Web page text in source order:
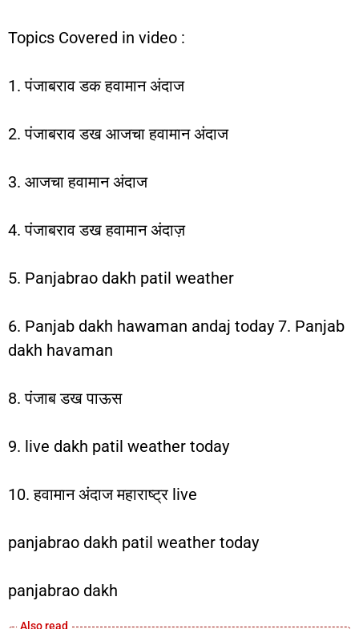
Topics Covered in video :
1. पंजाबराव डक हवामान अंदाज
2. पंजाबराव डख आजचा हवामान अंदाज
3. आजचा हवामान अंदाज
4. पंजाबराव डख हवामान अंदाज़
5. Panjabrao dakh patil weather
6. Panjab dakh hawaman andaj today 7. Panjab
dakh havaman
8. पंजाब डख पाऊस
9. live dakh patil weather today
10. हवामान अंदाज महाराष्ट्र live
panjabrao dakh patil weather today
panjabrao dakh